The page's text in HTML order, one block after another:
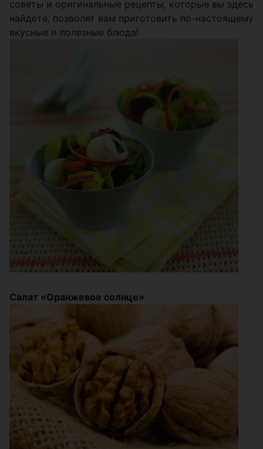
советы и оригинальные рецепты, которые вы здесь
найдете, позволят вам приготовить по-настоящему
вкусные и полезные блюда!
Салат «Оранжевое солнце»